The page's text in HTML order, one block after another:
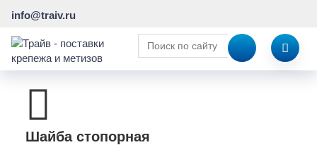
info@traiv.ru
Шайба стопорная